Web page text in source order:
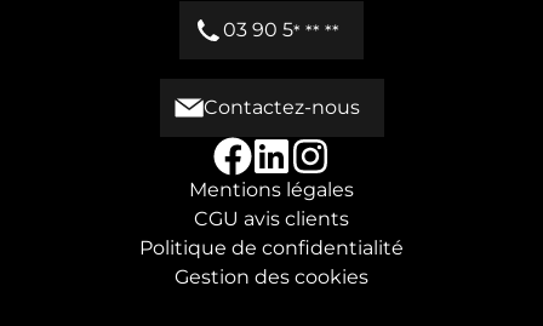
03 90 5* ** **
Contactez-nous
Mentions légales
CGU avis clients
Politique de confidentialité
Gestion des cookies